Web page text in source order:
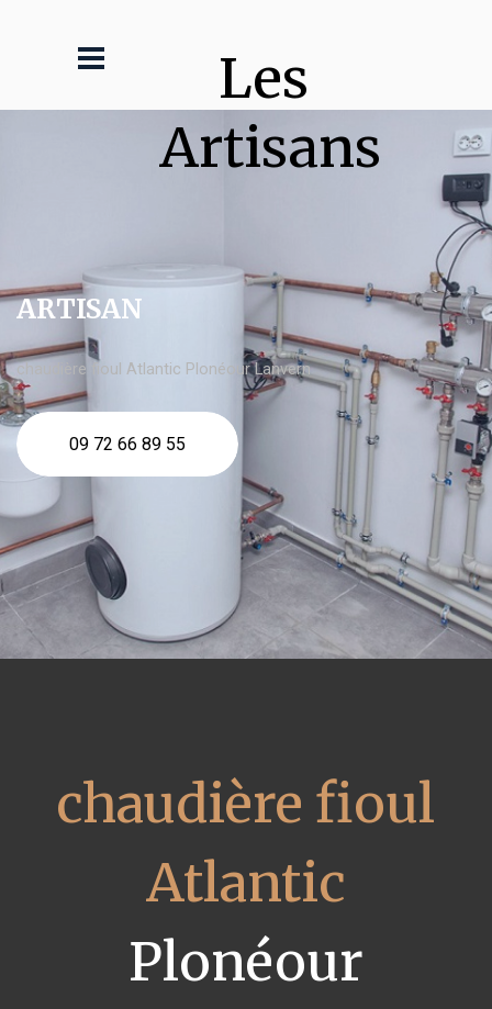
Les
Artisans
ARTISAN
chaudière fioul Atlantic Plonéour Lanvern
09 72 66 89 55
chaudière fioul
Atlantic
Plonéour